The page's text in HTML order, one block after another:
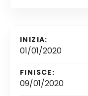
INIZIA:
01/01/2020
FINISCE:
09/01/2020